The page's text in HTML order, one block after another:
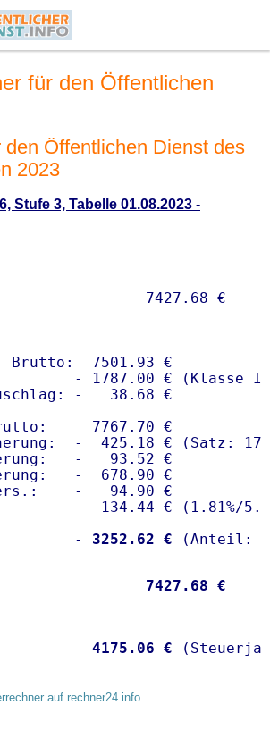
für den Öffentlichen
den Öffentlichen Dienst des
2023
Stufe 3, Tabelle 01.08.2023 -
7501.93 €
- 1787.00 € (Klasse I)
-   38.68 €
7767.70 €
-  425.18 € (Satz:
-   93.52 €
-  678.90 €
-   94.90 €
-  134.44 € ( 1.81%/
-
3252.62 €
Brutto: 7427.68 €
4175.06 €
auf rechner24.info